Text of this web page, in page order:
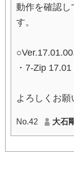
動作を確認し
す。
・7-Zip
よろしくお願
No.42 大石